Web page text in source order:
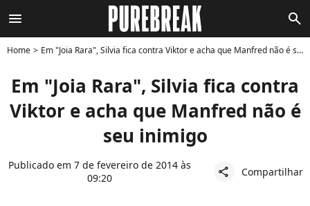
menu search
Home Em "Joia Rara", Silvia fica contra Viktor e acha que Manfred não é seu inimigo
Em "Joia Rara", Silvia fica contra
Viktor e acha que Manfred não é
seu inimigo
Publicado em 7 de fevereiro de 2014 às
09:20
share Compartilhar